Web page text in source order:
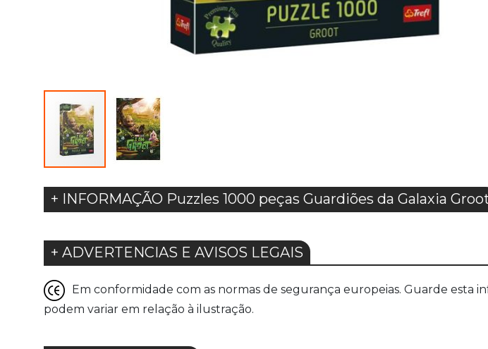
+ INFORMAÇÃO Puzzles 1000 peças Guardiões da Galaxia
+ ADVERTENCIAS E AVISOS LEGAIS
Em conformidade com as normas de segurança europeias. Guarde esta
podem variar em relação à ilustração.